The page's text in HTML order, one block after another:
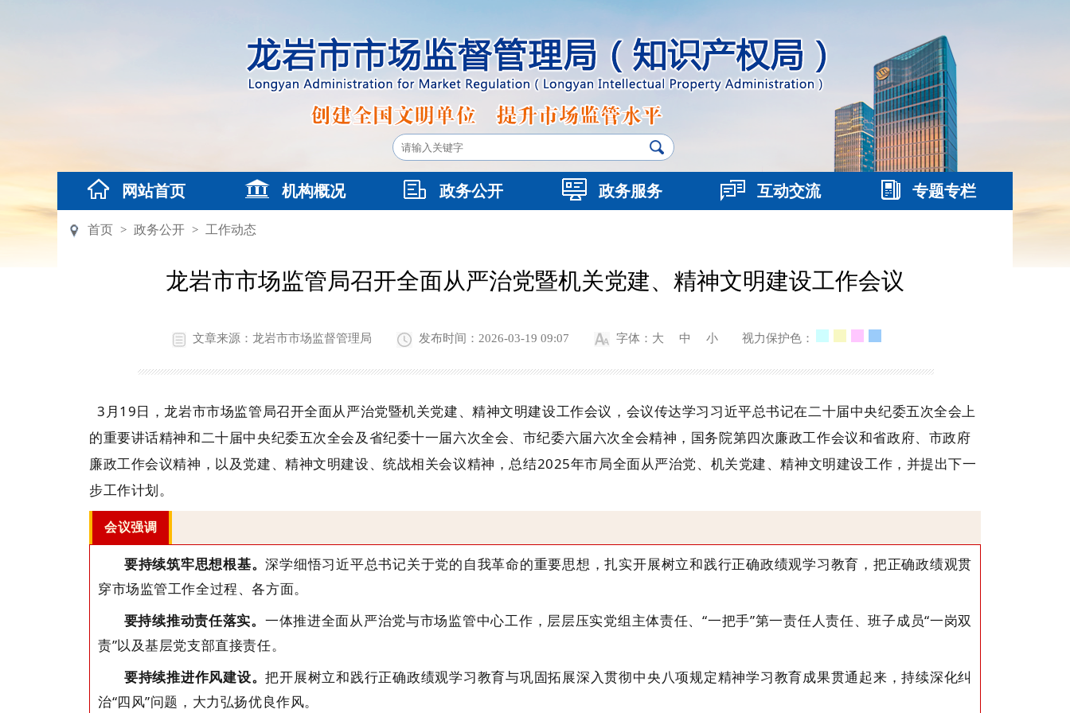
网站首页 机构概况 政务公开 政务服务 互动交流 专题专栏
首页 > 政务公开 > 工作动态
龙岩市市场监管局召开全面从严治党暨机关党建、精神文明建设工作会议
文章来源：龙岩市市场监督管理局 发布时间：2026-03-19 09:07 字体： 大 中 小 视力保护色：
3月19日，龙岩市市场监管局召开全面从严治党暨机关党建、精神文明建设工作会议， 会议传达学习习近平总书记在二十届中央纪委五次全会上
的重要讲话精神和二十届中央纪委五次全会及省纪委十一届六次全会、市纪委六届六次全会精神， 国务院第四次廉政工作会议和省政府、市政府
廉政工作会议精神，以及党建、精神文明建设、统战相关会议精神，总结2025年市局全面从严治党、机关党建、精神文明建设工作，并提出下一
步工作计划。
会议强调
要持续筑牢思想根基。深学细悟习近平总书记关于党的自我革命的重要思想，扎实开展树立和践行正确政绩观学习教育，把正确政绩观贯
穿市场监管工作全过程、各方面。
要持续推动责任落实。 一体推进全面从严治党与市场监管中心工作，层层压实党组主体责任、“一把手”第一责任人责任、班子成员“一岗双
责”以及基层党支部直接责任。
要持续推进作风建设。把开展树立和践行正确政绩观学习教育与巩固拓展深入贯彻中央八项规定精神学习教育成果贯通起来，持续深化纠
治“四风”问题，大力弘扬优良作风。